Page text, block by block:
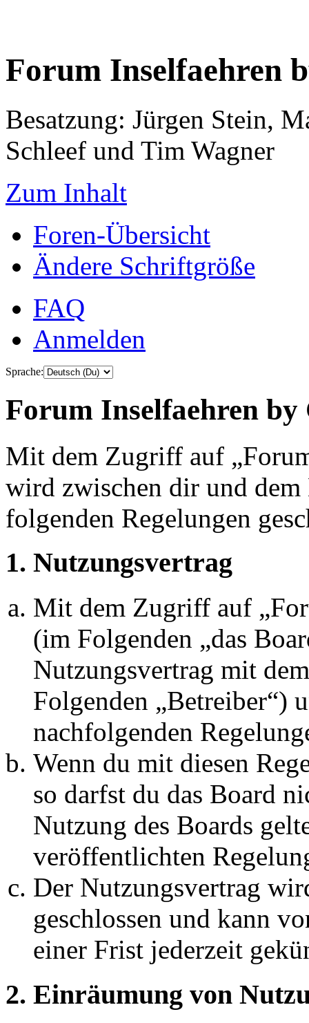
Forum Inselfaehren
Besatzung: Jürgen Stein,
Schleef und Tim Wagner
Zum Inhalt
Foren-Übersicht
Ändere Schriftgröße
FAQ
Anmelden
Sprache:
Forum Inselfaehren
Mit dem Zugriff auf
wird zwischen dir und
folgenden Regelungen
1. Nutzungsvertrag
Mit dem Zugriff auf
(im Folgenden „das
Nutzungsvertrag mit
Folgenden „Betreiber“)
nachfolgenden
Wenn du mit diesen
so darfst du das Board
Nutzung des Boards
veröffentlichten
Der Nutzungsvertrag
geschlossen und kann
einer Frist jederzeit
2. Einräumung von